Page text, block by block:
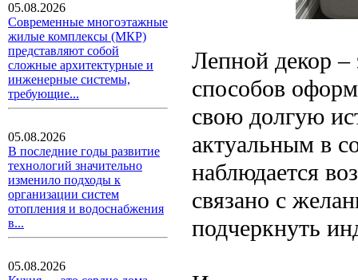
05.08.2026
Современные многоэтажные
жилые комплексы (МКР)
представляют собой
сложные архитектурные и
инженерные системы,
требующие...
05.08.2026
В последние годы развитие
технологий значительно
изменило подходы к
организации систем
отопления и водоснабжения
в...
05.08.2026
Лепной декор –
способов
свою долгую
актуальным в
наблюдается
связано с
подчеркнуть